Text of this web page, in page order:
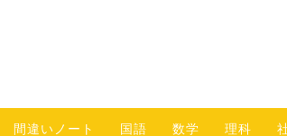
間違いノート 国語 数学 理科